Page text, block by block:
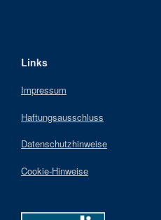
Links
Impressum
Haftungsausschluss
Datenschutzhinweise
Cookie-Hinweise